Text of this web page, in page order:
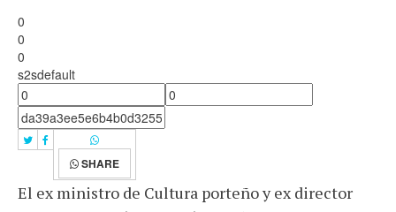
0
0
0
s2sdefault
SHARE
El ex ministro de Cultura porteño y ex director